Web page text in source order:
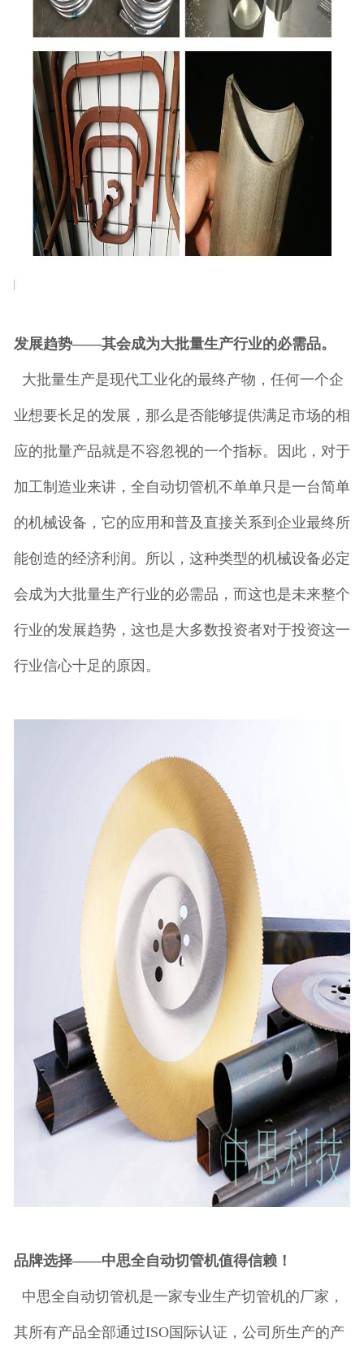
发展趋势——其会成为大批量生产行业的必需品。
大批量生产是现代工业化的最终产物，任何一个企
业想要长足的发展，那么是否能够提供满足市场的相
应的批量产品就是不容忽视的一个指标。因此，对于
加工制造业来讲，全自动切管机不单单只是一台简单
的机械设备，它的应用和普及直接关系到企业最终所
能创造的经济利润。所以，这种类型的机械设备必定
会成为大批量生产行业的必需品，而这也是未来整个
行业的发展趋势，这也是大多数投资者对于投资这一
行业信心十足的原因。
品牌选择——中思全自动切管机值得信赖！
中思全自动切管机是一家专业生产切管机的厂家，
其所有产品全部通过ISO国际认证，公司所生产的产